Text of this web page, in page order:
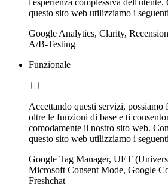
questo sito web utilizziamo i
Google Analytics, Clarity,
A/B-Testing
Funzionale
Accettando questi servizi,
oltre le funzioni di base e ti
comodamente il nostro sito web.
questo sito web utilizziamo i
Google Tag Manager, UET
Microsoft Consent Mode, Google
Freshchat